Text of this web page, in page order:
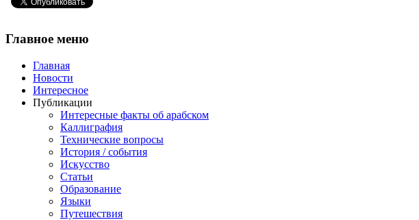
Главное меню
Главная
Новости
Интересное
Публикации
Интересные факты об арабском
Каллиграфия
Технические вопросы
История / события
Искусство
Статьи
Образование
Языки
Путешествия